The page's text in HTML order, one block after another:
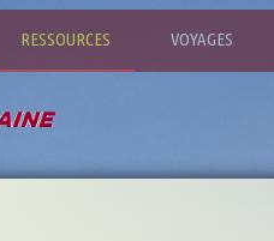
RESSOURCES VOYAGES